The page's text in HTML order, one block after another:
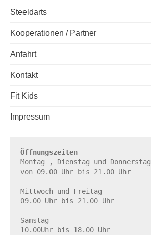
Steeldarts
Kooperationen / Partner
Anfahrt
Kontakt
Fit Kids
Impressum
Öffnungszeiten
Montag , Dienstag und Donnerstag
von 09.00 Uhr bis 21.00 Uhr
Mittwoch und Freitag
09.00 Uhr bis 21.00 Uhr
Samstag
10.00Uhr bis 18.00 Uhr